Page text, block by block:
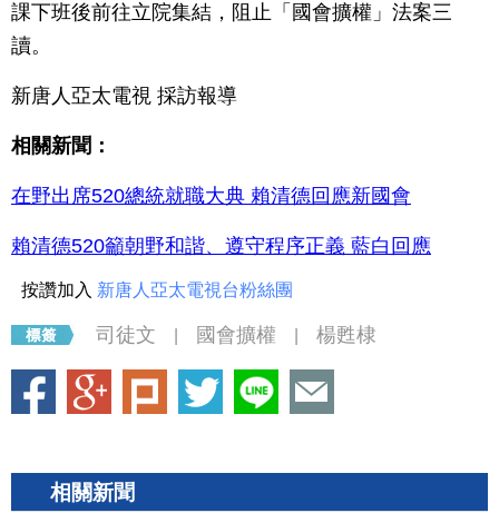
課下班後前往立院集結，阻止「國會擴權」法案三
讀。
新唐人亞太電視 採訪報導
相關新聞：
在野出席520總統就職大典 賴清德回應新國會
賴清德520籲朝野和諧、遵守程序正義 藍白回應
按讚加入 新唐人亞太電視台粉絲團
司徒文 國會擴權 楊甦棣
相關新聞